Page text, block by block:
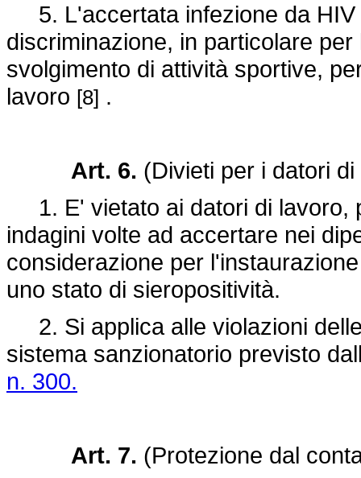
5. L'accertata infezione da HIV
discriminazione, in particolare
svolgimento di attività sportive,
lavoro [8] .
Art. 6. (Divieti per i datori
1. E' vietato ai datori di lavoro,
indagini volte ad accertare nei
considerazione per
uno stato di sieropositività.
2. Si applica alle violazioni
sistema sanzionatorio previsto
n. 300.
Art. 7. (Protezione dal